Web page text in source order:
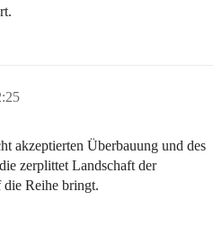
akzeptierten Überbauung und des
zerplittet Landschaft der
Reihe bringt.